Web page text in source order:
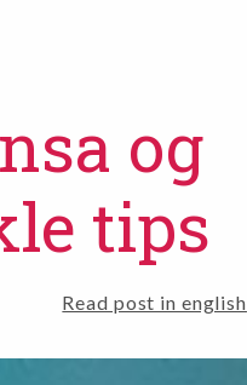
og
tips
Read post in english